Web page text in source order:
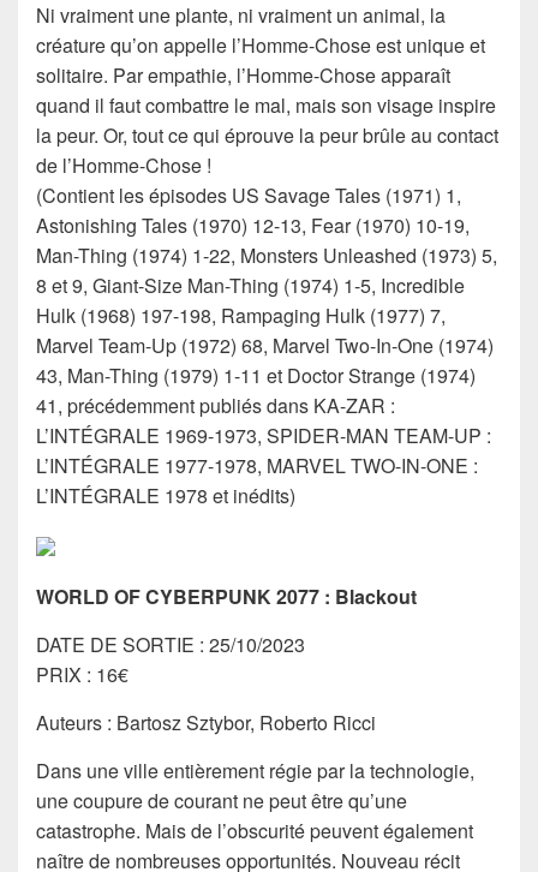
Ni vraiment une plante, ni vraiment un animal, la
créature qu’on appelle l’Homme-Chose est unique et
solitaire. Par empathie, l’Homme-Chose apparaît
quand il faut combattre le mal, mais son visage inspire
la peur. Or, tout ce qui éprouve la peur brûle au contact
de l’Homme-Chose !
(Contient les épisodes US Savage Tales (1971) 1,
Astonishing Tales (1970) 12-13, Fear (1970) 10-19,
Man-Thing (1974) 1-22, Monsters Unleashed (1973) 5,
8 et 9, Giant-Size Man-Thing (1974) 1-5, Incredible
Hulk (1968) 197-198, Rampaging Hulk (1977) 7,
Marvel Team-Up (1972) 68, Marvel Two-In-One (1974)
43, Man-Thing (1979) 1-11 et Doctor Strange (1974)
41, précédemment publiés dans KA-ZAR :
L’INTÉGRALE 1969-1973, SPIDER-MAN TEAM-UP :
L’INTÉGRALE 1977-1978, MARVEL TWO-IN-ONE :
L’INTÉGRALE 1978 et inédits)
WORLD OF CYBERPUNK 2077 : Blackout
DATE DE SORTIE : 25/10/2023
PRIX : 16€
Auteurs : Bartosz Sztybor, Roberto Ricci
Dans une ville entièrement régie par la technologie,
une coupure de courant ne peut être qu’une
catastrophe. Mais de l’obscurité peuvent également
naître de nombreuses opportunités. Nouveau récit